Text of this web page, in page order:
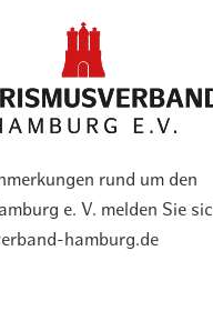
rund um den
e. V. melden Sie
hamburg.de